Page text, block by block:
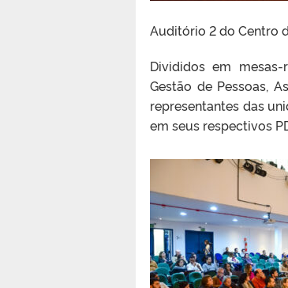
Auditório 2 do Centro
Divididos em
Gestão de Pessoas,
representantes das
em seus respectivos